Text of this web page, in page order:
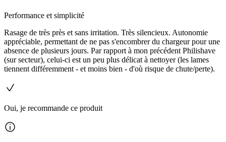
Performance et simplicité
Rasage de très près et sans irritation. Très silencieux. Autonomie
appréciable, permettant de ne pas s'encombrer du chargeur pour une
absence de plusieurs jours. Par rapport à mon précédent Philishave
(sur secteur), celui-ci est un peu plus délicat à nettoyer (les lames
tiennent différemment - et moins bien - d'où risque de chute/perte).
Oui, je recommande ce produit